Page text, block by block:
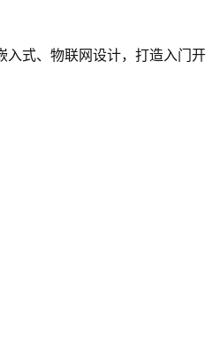
入式、物联网设计，打造入门开